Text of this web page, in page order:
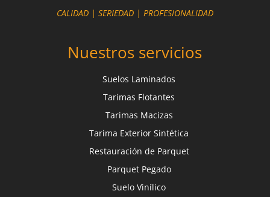
CALIDAD | SERIEDAD | PROFESIONALIDAD
Nuestros servicios
Suelos Laminados
Tarimas Flotantes
Tarimas Macizas
Tarima Exterior Sintética
Restauración de Parquet
Parquet Pegado
Suelo Vinílico